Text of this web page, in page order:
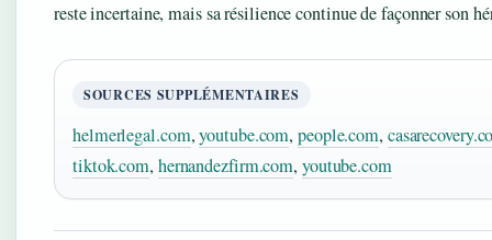
reste incertaine, mais sa résilience continue de façonner son
SOURCES SUPPLÉMENTAIRES
helmerlegal.com,youtube.com,people.com,
tiktok.com, hernandezfirm.com, youtube.com